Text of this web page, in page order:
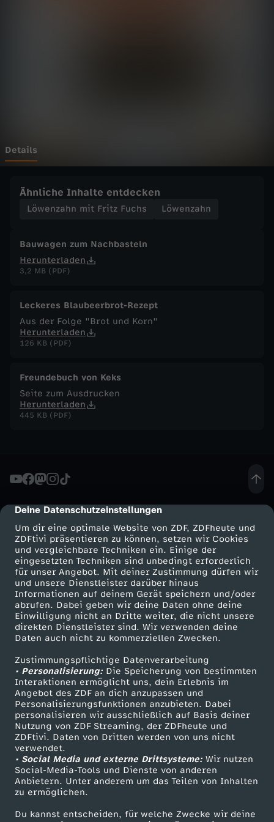
cmp-dialog-description
Deine Datenschutzeinstellungen
Um dir eine optimale Website von ZDF, ZDFheute und
ZDFtivi präsentieren zu können, setzen wir Cookies
und vergleichbare Techniken ein. Einige der
eingesetzten Techniken sind unbedingt erforderlich
für unser Angebot. Mit deiner Zustimmung dürfen wir
und unsere Dienstleister darüber hinaus
Informationen auf deinem Gerät speichern und/oder
abrufen. Dabei geben wir deine Daten ohne deine
Einwilligung nicht an Dritte weiter, die nicht unsere
direkten Dienstleister sind. Wir verwenden deine
Daten auch nicht zu kommerziellen Zwecken.
Zustimmungspflichtige Datenverarbeitung
• Personalisierung:Die Speicherung von bestimmten
Interaktionen ermöglicht uns, dein Erlebnis im
Angebot des ZDF an dich anzupassen und
Personalisierungsfunktionen anzubieten. Dabei
personalisieren wir ausschließlich auf Basis deiner
Nutzung von ZDF Streaming, der ZDFheute und
ZDFtivi. Daten von Dritten werden von uns nicht
verwendet.
• Social Media und externe Drittsysteme:Wir nutzen
Social-Media-Tools und Dienste von anderen
Anbietern. Unter anderem um das Teilen von Inhalten
zu ermöglichen.
Du kannst entscheiden, für welche Zwecke wir deine
F
i
t
z
F
u
h
s
W
i
e
g
e
n
u
n
d
G
e
w
Details
Ähnliche Inhalte entdecken
Löwenzahn mit Fritz Fuchs Löwenzahn
Bauwagen zum Nachbasteln
Herunterladen
3,2 MB (PDF)
Leckeres Blaubeerbrot-Rezept
Aus der Folge "Brot und Korn"
Herunterladen
126 KB (PDF)
Freundebuch von Keks
Seite zum Ausdrucken
Herunterladen
445 KB (PDF)
Mehr ZDF
ZDF-Apps
Smart TV
ZDFtext
Livestreams
Sendungen A-Z
TV-Programm
Service
ZDFmitreden
Kontakt zum ZDF
Tickets
Zuschauerservice
Hilfe
ZDF Unternehmen
Karriere